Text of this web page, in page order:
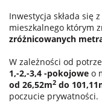
Inwestycja składa się
mieszkalnego którym
zróżnicowanych
W zależności od
1,-2,-3,4 -pokojowe o
od 26,52m2 do
poczucie prywatności.